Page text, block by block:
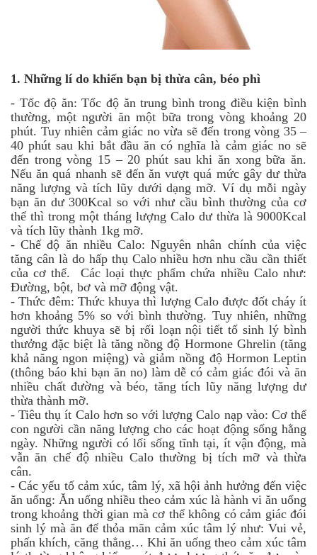
1. Những lí do khiến bạn bị thừa cân, béo phì
- Tốc độ ăn: Tốc độ ăn trung bình trong điều kiện bình
thường, một người ăn một bữa trong vòng khoảng 20
phút. Tuy nhiên cảm giác no vừa sẽ đến trong vòng 35 –
40 phút sau khi bắt đầu ăn có nghĩa là cảm giác no sẽ
đến trong vòng 15 – 20 phút sau khi ăn xong bữa ăn.
Nếu ăn quá nhanh sẽ đến ăn vượt quá mức gây dư thừa
năng lượng và tích lũy dưới dạng mỡ. Ví dụ mỗi ngày
bạn ăn dư 300Kcal so với như cầu bình thường của cơ
thể thì trong một tháng lượng Calo dư thừa là 9000Kcal
và tích lũy thành 1kg mỡ.
- Chế độ ăn nhiều Calo: Nguyên nhân chính của việc
tăng cân là do hấp thụ Calo nhiều hơn nhu cầu cần thiết
của cơ thể. Các loại thực phẩm chứa nhiều Calo như:
Đường, bột, bơ và mỡ động vật.
- Thức đêm: Thức khuya thì lượng Calo được đốt cháy ít
hơn khoảng 5% so với bình thường. Tuy nhiên, những
người thức khuya sẽ bị rối loạn nội tiết tố sinh lý bình
thưởng đặc biệt là tăng nồng độ Hormone Ghrelin (tăng
khả năng ngon miệng) và giảm nồng độ Hormon Leptin
(thông báo khi bạn ăn no) làm dễ có cảm giác đói và ăn
nhiều chất đường và béo, tăng tích lũy năng lượng dư
thừa thành mỡ.
- Tiêu thụ ít Calo hơn so với lượng Calo nạp vào: Cơ thể
con người cần năng lượng cho các hoạt động sống hằng
ngày. Những người có lối sống tĩnh tại, ít vận động, mà
vẫn ăn chế độ nhiều Calo thường bị tích mỡ và thừa
cân.
- Các yếu tố cảm xúc, tâm lý, xã hội ảnh hưởng đến việc
ăn uống: Ăn uống nhiều theo cảm xúc là hành vi ăn uống
trong khoảng thời gian mà cơ thể không có cảm giác đói
sinh lý mà ăn để thỏa mãn cảm xúc tâm lý như: Vui vẻ,
phấn khích, căng thẳng… Khi ăn uống theo cảm xúc tâm